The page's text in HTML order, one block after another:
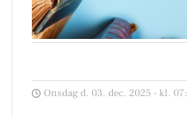
Onsdag d. 03. dec. 2025 - kl.